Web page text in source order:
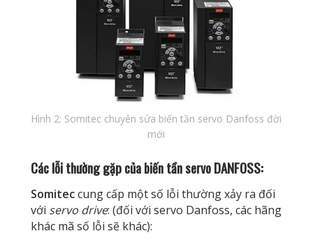
Hình 2: Somitec chuyên sửa biến tần servo Danfoss đời
mới
Các lỗi thường gặp của biến tần servo DANFOSS:
Somiteccung cấp một số lỗi thường xảy ra đối
với servo drive: (đối với servo Danfoss, các hãng
khác mã số lỗi sẽ khác):